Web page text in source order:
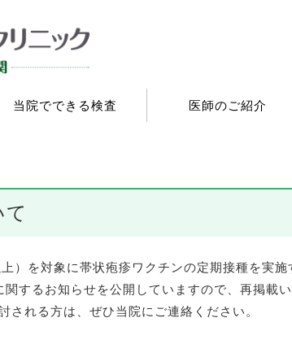
当院でできる検査 医師のご紹介
）を対象に帯状疱疹ワクチンの定期接種を実施
するお知らせを公開していますので、再掲載い
される方は、ぜひ当院にご連絡ください。